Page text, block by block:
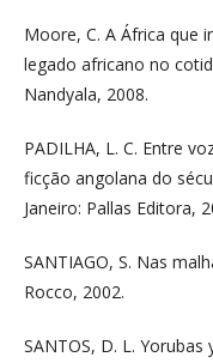
Moore, C. A África que
legado africano no
Nandyala, 2008.
PADILHA, L. C. Entre
ficção angolana do
Janeiro: Pallas Editora,
SANTIAGO, S. Nas
Rocco, 2002.
SANTOS, D. L.